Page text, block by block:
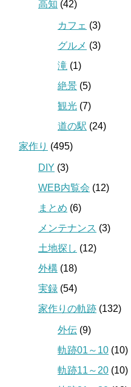
高知 (42)
カフェ (3)
グルメ (3)
滝 (1)
絶景 (5)
観光 (7)
道の駅 (24)
家作り (495)
DIY (3)
WEB内覧会 (12)
まとめ (6)
メンテナンス (3)
土地探し (12)
外構 (18)
実録 (54)
家作りの軌跡 (132)
外伝 (9)
軌跡01～10 (10)
軌跡11～20 (10)